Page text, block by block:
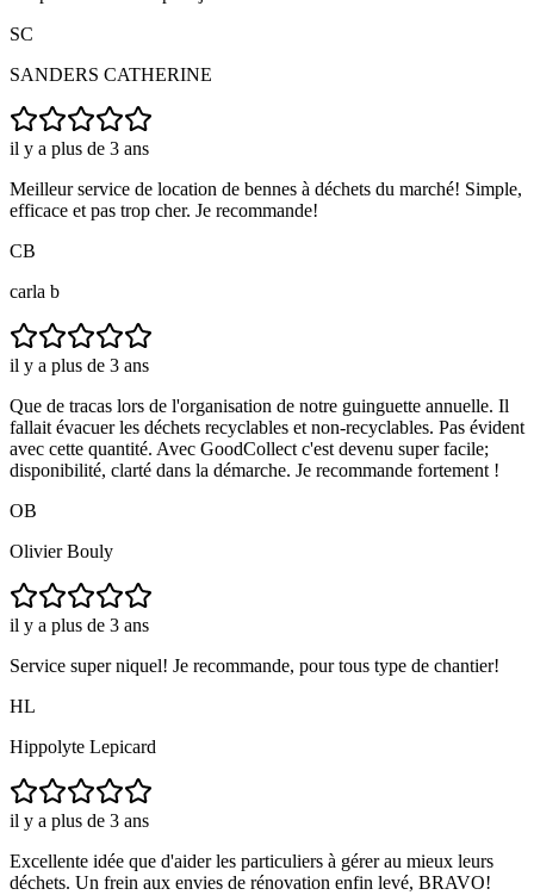
SC
SANDERS CATHERINE
il y a plus de 3 ans
Meilleur service de location de bennes à déchets du marché! Simple,
efficace et pas trop cher. Je recommande!
CB
carla b
il y a plus de 3 ans
Que de tracas lors de l'organisation de notre guinguette annuelle. Il
fallait évacuer les déchets recyclables et non-recyclables. Pas évident
avec cette quantité. Avec GoodCollect c'est devenu super facile;
disponibilité, clarté dans la démarche. Je recommande fortement !
OB
Olivier Bouly
il y a plus de 3 ans
Service super niquel! Je recommande, pour tous type de chantier!
HL
Hippolyte Lepicard
il y a plus de 3 ans
Excellente idée que d'aider les particuliers à gérer au mieux leurs
déchets. Un frein aux envies de rénovation enfin levé, BRAVO!